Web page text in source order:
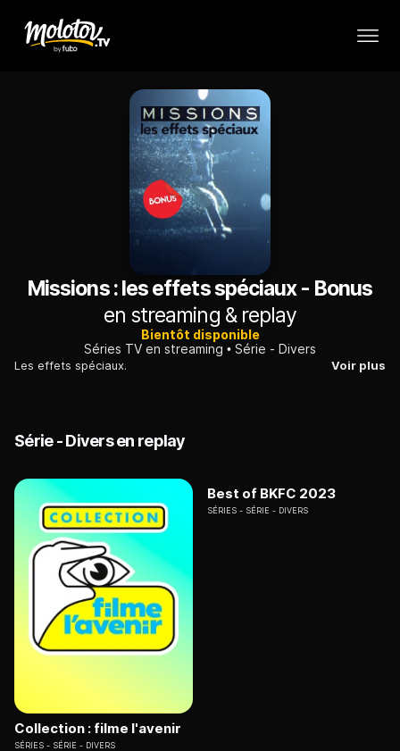
Missions : les effets spéciaux - Bonus
en streaming & replay
Bientôt disponible
Séries TV en streaming
Série - Divers
Les effets spéciaux. Voir plus
Série - Divers en replay
Collection : filme l'avenir
SÉRIES SÉRIE - DIVERS
Best of BKFC 2023
SÉRIES SÉRIE - DIVERS